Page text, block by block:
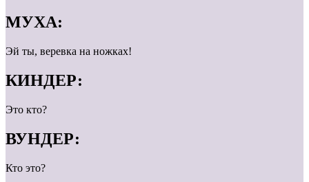
МУХА:
Эй ты, веревка на ножках!
КИНДЕР:
Это кто?
ВУНДЕР:
Кто это?